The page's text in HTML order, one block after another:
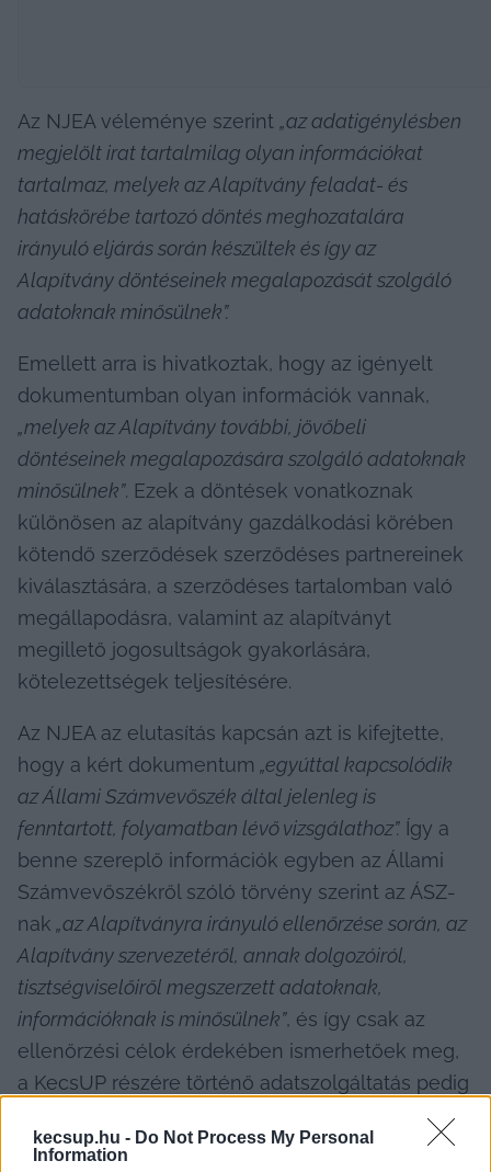
kecsup.hu - Do Not Process My Personal
Information
Az NJEA véleménye szerint „az adatigénylésben
megjelölt irat tartalmilag olyan információkat
tartalmaz, melyek az Alapítvány feladat- és
hatáskörébe tartozó döntés meghozatalára
irányuló eljárás során készültek és így az
Alapítvány döntéseinek megalapozását szolgáló
adatoknak minősülnek”.
Emellett arra is hivatkoztak, hogy az igényelt
„melyek az Alapítvány további, jövőbeli
döntéseinek megalapozására szolgáló adatoknak
minősülnek”. Ezek a döntések vonatkoznak
különösen az alapítvány gazdálkodási körében
kötendő szerződések szerződéses partnereinek
kiválasztására, a szerződéses tartalomban való
megállapodásra, valamint az alapítványt
megillető jogosultságok gyakorlására,
kötelezettségek teljesítésére.
Az NJEA az elutasítás kapcsán azt is kifejtette,
hogy a kért dokumentum „egyúttal kapcsolódik
az Állami Számvevőszék által jelenleg is
fenntartott, folyamatban lévő vizsgálathoz”. Így a
benne szereplő információk egyben az Állami
Számvevőszékről szóló törvény szerint az ÁSZ-
nak „az Alapítványra irányuló ellenőrzése során, az
Alapítvány szervezetéről, annak dolgozóiról,
tisztségviselőiről megszerzett adatoknak,
információknak is minősülnek”, és így csak az
ellenőrzési célok érdekében ismerhetőek meg,
a KecsUP részére történő adatszolgáltatás pedig